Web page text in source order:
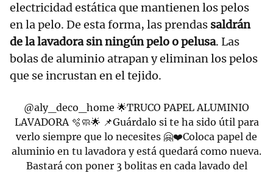
electricidad estática que mantienen los pelos
en la pelo. De esta forma, las prendas saldrán
de la lavadora sin ningún pelo o pelusa. Las
bolas de aluminio atrapan y eliminan los pelos
que se incrustan en el tejido.
@aly_deco_home 🌟TRUCO PAPEL ALUMINIO
LAVADORA 🫧🧼🌟 📌Guárdalo si te ha sido útil para
verlo siempre que lo necesites 🤗❤️Coloca papel de
aluminio en tu lavadora y está quedará como nueva.
Bastará con poner 3 bolitas en cada lavado del